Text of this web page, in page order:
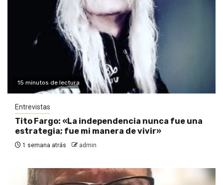
15 minutos de lectura
Entrevistas
Tito Fargo: «La independencia nunca fue una
estrategia; fue mi manera de vivir»
1 semana atrás admin